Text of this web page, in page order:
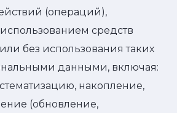
(операций),
средств
без использования таких
данными, включая:
накопление,
(обновление,